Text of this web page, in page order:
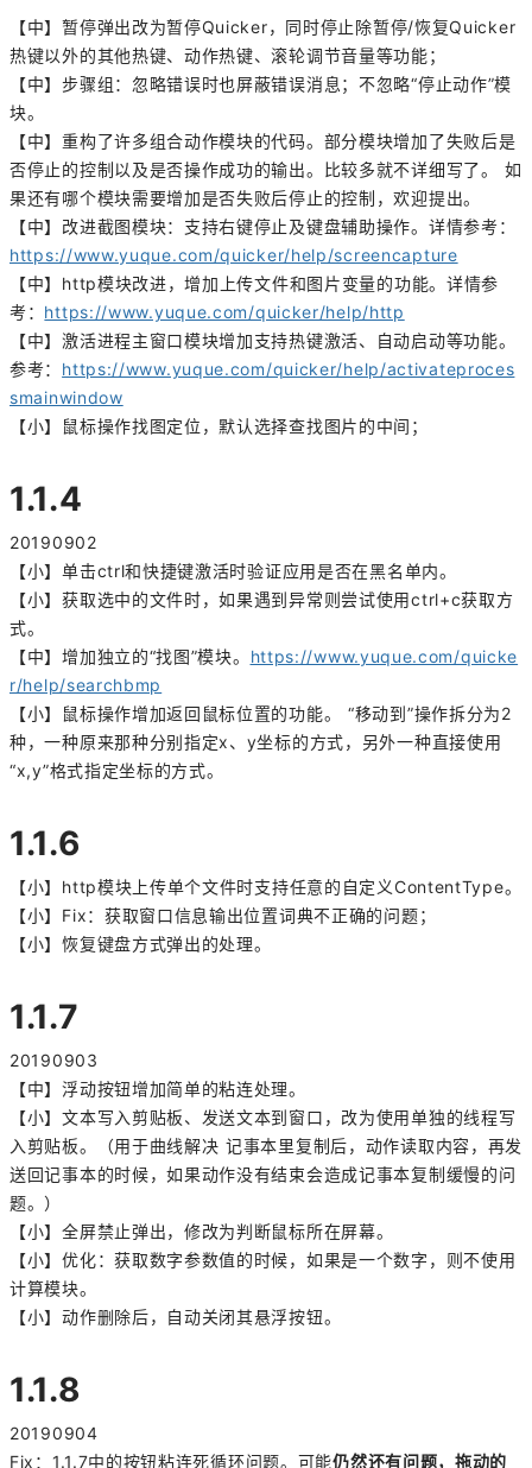
【中】暂停弹出改为暂停Quicker，同时停止除暂停/恢复Quicker
热键以外的其他热键、动作热键、滚轮调节音量等功能；
【中】步骤组：忽略错误时也屏蔽错误消息；不忽略“停止动作”模
块。
【中】重构了许多组合动作模块的代码。部分模块增加了失败后是
否停止的控制以及是否操作成功的输出。比较多就不详细写了。 如
果还有哪个模块需要增加是否失败后停止的控制，欢迎提出。
【中】改进截图模块：支持右键停止及键盘辅助操作。详情参考：
https://www.yuque.com/quicker/help/screencapture
【中】http模块改进，增加上传文件和图片变量的功能。详情参
考： https://www.yuque.com/quicker/help/http
【中】激活进程主窗口模块增加支持热键激活、自动启动等功能。
参考： https://www.yuque.com/quicker/help/activateproces
smainwindow
【小】鼠标操作找图定位，默认选择查找图片的中间；
1.1.4
20190902
【小】单击ctrl和快捷键激活时验证应用是否在黑名单内。
【小】获取选中的文件时，如果遇到异常则尝试使用ctrl+c获取方
式。
【中】增加独立的“找图”模块。 https://www.yuque.com/quicke
r/help/searchbmp
【小】鼠标操作增加返回鼠标位置的功能。 “移动到”操作拆分为2
种，一种原来那种分别指定x、y坐标的方式，另外一种直接使用
“x,y”格式指定坐标的方式。
1.1.6
【小】http模块上传单个文件时支持任意的自定义ContentType。
【小】Fix：获取窗口信息输出位置词典不正确的问题；
【小】恢复键盘方式弹出的处理。
1.1.7
20190903
【中】浮动按钮增加简单的粘连处理。
【小】文本写入剪贴板、发送文本到窗口，改为使用单独的线程写
入剪贴板。（用于曲线解决 记事本里复制后，动作读取内容，再发
送回记事本的时候，如果动作没有结束会造成记事本复制缓慢的问
题。）
【小】全屏禁止弹出，修改为判断鼠标所在屏幕。
【小】优化：获取数字参数值的时候，如果是一个数字，则不使用
计算模块。
【小】动作删除后，自动关闭其悬浮按钮。
1.1.8
20190904
Fix：1.1.7中的按钮粘连死循环问题。可能仍然还有问题，拖动的